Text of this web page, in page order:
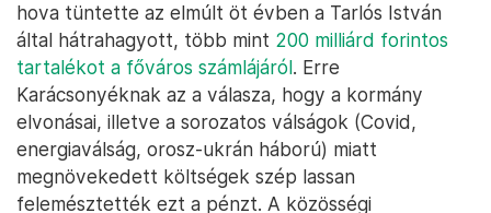
hova tüntette az elmúlt öt évben a Tarlós István
által hátrahagyott, több mint 200 milliárd forintos
tartalékot a főváros számlájáról. Erre
Karácsonyéknak az a válasza, hogy a kormány
elvonásai, illetve a sorozatos válságok (Covid,
energiaválság, orosz-ukrán háború) miatt
megnövekedett költségek szép lassan
felemésztették ezt a pénzt. A közösségi